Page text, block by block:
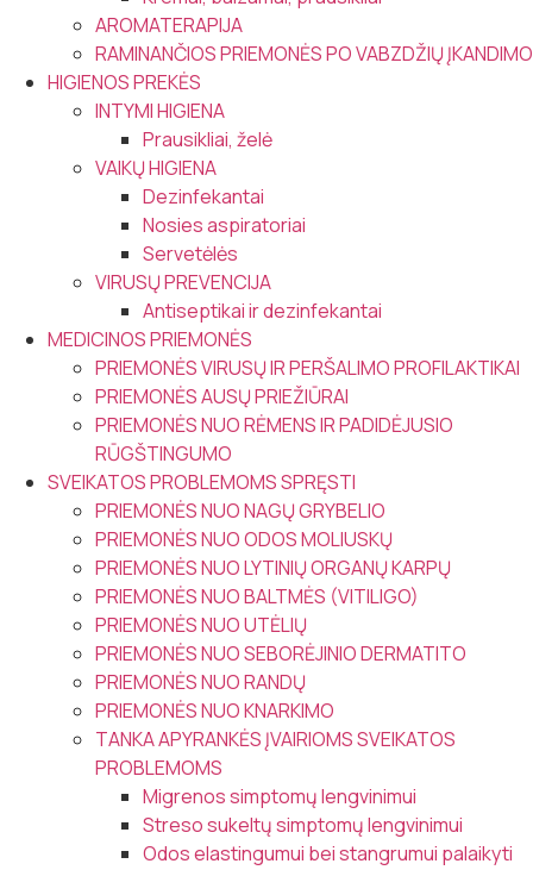
AROMATERAPIJA
RAMINANČIOS PRIEMONĖS PO VABZDŽIŲ ĮKANDIMO
HIGIENOS PREKĖS
INTYMI HIGIENA
Prausikliai, želė
VAIKŲ HIGIENA
Dezinfekantai
Nosies aspiratoriai
Servetėlės
VIRUSŲ PREVENCIJA
Antiseptikai ir dezinfekantai
MEDICINOS PRIEMONĖS
PRIEMONĖS VIRUSŲ IR PERŠALIMO PROFILAKTIKAI
PRIEMONĖS AUSŲ PRIEŽIŪRAI
PRIEMONĖS NUO RĖMENS IR PADIDĖJUSIO
RŪGŠTINGUMO
SVEIKATOS PROBLEMOMS SPRĘSTI
PRIEMONĖS NUO NAGŲ GRYBELIO
PRIEMONĖS NUO ODOS MOLIUSKŲ
PRIEMONĖS NUO LYTINIŲ ORGANŲ KARPŲ
PRIEMONĖS NUO BALTMĖS (VITILIGO)
PRIEMONĖS NUO UTĖLIŲ
PRIEMONĖS NUO SEBORĖJINIO DERMATITO
PRIEMONĖS NUO RANDŲ
PRIEMONĖS NUO KNARKIMO
TANKA APYRANKĖS ĮVAIRIOMS SVEIKATOS
PROBLEMOMS
Migrenos simptomų lengvinimui
Streso sukeltų simptomų lengvinimui
Odos elastingumui bei stangrumui palaikyti